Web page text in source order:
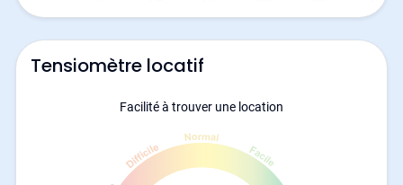
Tensiomètre locatif
Facilité à trouver une location